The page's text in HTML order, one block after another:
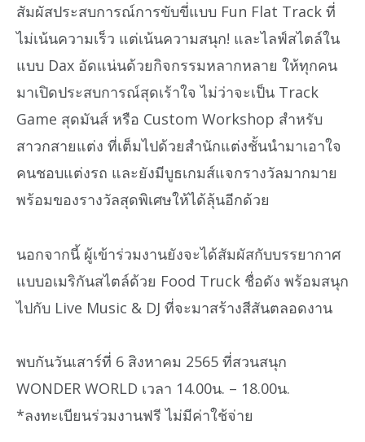
สัมผัสประสบการณ์การขับขี่แบบ Fun Flat Track ที่
ไม่เน้นความเร็ว แต่เน้นความสนุก! และไลฟ์สไตล์ใน
แบบ Dax อัดแน่นด้วยกิจกรรมหลากหลาย ให้ทุกคน
มาเปิดประสบการณ์สุดเร้าใจ ไม่ว่าจะเป็น Track
Game สุดมันส์ หรือ Custom Workshop สำหรับ
สาวกสายแต่ง ที่เต็มไปด้วยสำนักแต่งชั้นนำมาเอาใจ
คนชอบแต่งรถ และยังมีบูธเกมส์แจกรางวัลมากมาย
พร้อมของรางวัลสุดพิเศษให้ได้ลุ้นอีกด้วย
นอกจากนี้ ผู้เข้าร่วมงานยังจะได้สัมผัสกับบรรยากาศ
แบบอเมริกันสไตล์ด้วย Food Truck ชื่อดัง พร้อมสนุก
ไปกับ Live Music & DJ ที่จะมาสร้างสีสันตลอดงาน
พบกันวันเสาร์ที่ 6 สิงหาคม 2565 ที่สวนสนุก
WONDER WORLD เวลา 14.00น. – 18.00น.
*ลงทะเบียนร่วมงานฟรี ไม่มีค่าใช้จ่าย